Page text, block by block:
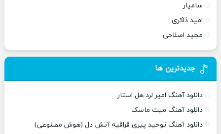
سامیار
امید ذاکری
مجید اصلاحی
جدیدترین ها
دانلود آهنگ امیر لرد هل استار
دانلود آهنگ میث ماسک
دانلود آهنگ توحید پیری قراقیه آتش دل (هوش مصنوعی)